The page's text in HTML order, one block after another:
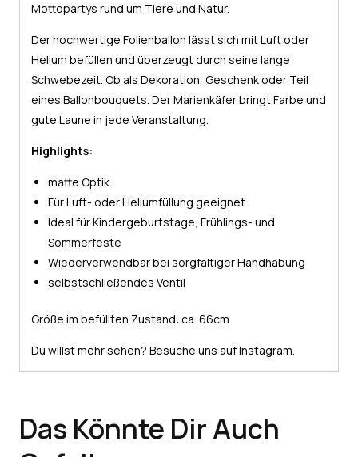
Mottopartys rund um Tiere und Natur.
Der hochwertige Folienballon lässt sich mit Luft oder
Helium befüllen und überzeugt durch seine lange
Schwebezeit. Ob als Dekoration, Geschenk oder Teil
eines Ballonbouquets. Der Marienkäfer bringt Farbe und
gute Laune in jede Veranstaltung.
Highlights:
matte Optik
Für Luft- oder Heliumfüllung geeignet
Ideal für Kindergeburtstage, Frühlings- und
Sommerfeste
Wiederverwendbar bei sorgfältiger Handhabung
selbstschließendes Ventil
Größe im befüllten Zustand: ca. 66cm
Du willst mehr sehen? Besuche uns aufInstagram.
Das Könnte Dir Auch